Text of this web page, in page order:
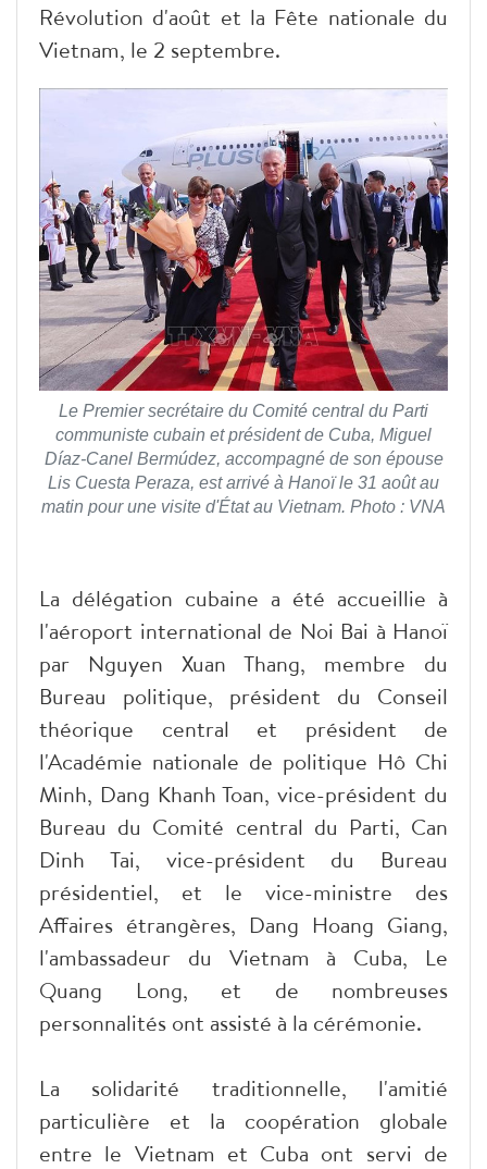
Révolution d'août et la Fête nationale du
Vietnam, le 2 septembre.
Le Premier secrétaire du Comité central du Parti
communiste cubain et président de Cuba, Miguel
Díaz-Canel Bermúdez, accompagné de son épouse
Lis Cuesta Peraza, est arrivé à Hanoï le 31 août au
matin pour une visite d'État au Vietnam. Photo : VNA
La délégation cubaine a été accueillie à
l'aéroport international de Noi Bai à Hanoï
par Nguyen Xuan Thang, membre du
Bureau politique, président du Conseil
théorique central et président de
l'Académie nationale de politique Hô Chi
Minh, Dang Khanh Toan, vice-président du
Bureau du Comité central du Parti, Can
Dinh Tai, vice-président du Bureau
présidentiel, et le vice-ministre des
Affaires étrangères, Dang Hoang Giang,
l'ambassadeur du Vietnam à Cuba, Le
Quang Long, et de nombreuses
personnalités ont assisté à la cérémonie.
La solidarité traditionnelle, l'amitié
particulière et la coopération globale
entre le Vietnam et Cuba ont servi de